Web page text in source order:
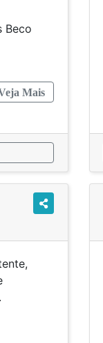
Beco
Mais